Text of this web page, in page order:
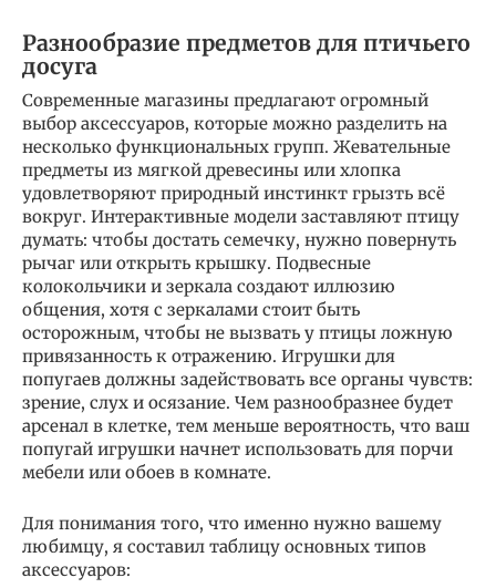
Разнообразие предметов для птичьего
досуга
Современные магазины предлагают огромный
выбор аксессуаров, которые можно разделить на
несколько функциональных групп. Жевательные
предметы из мягкой древесины или хлопка
удовлетворяют природный инстинкт грызть всё
вокруг. Интерактивные модели заставляют птицу
думать: чтобы достать семечку, нужно повернуть
рычаг или открыть крышку. Подвесные
колокольчики и зеркала создают иллюзию
общения, хотя с зеркалами стоит быть
осторожным, чтобы не вызвать у птицы ложную
привязанность к отражению. Игрушки для
попугаев должны задействовать все органы чувств:
зрение, слух и осязание. Чем разнообразнее будет
арсенал в клетке, тем меньше вероятность, что ваш
попугай игрушки начнет использовать для порчи
мебели или обоев в комнате.
Для понимания того, что именно нужно вашему
любимцу, я составил таблицу основных типов
аксессуаров: